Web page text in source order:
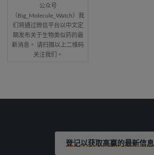
公众号
（Big_Molecule_Watch）我
们将通过微信平台以中文定
期发布关于生物类似药的最
新消息。 请扫描以上二维码
关注我们。
登记以获取高赢的最新信息